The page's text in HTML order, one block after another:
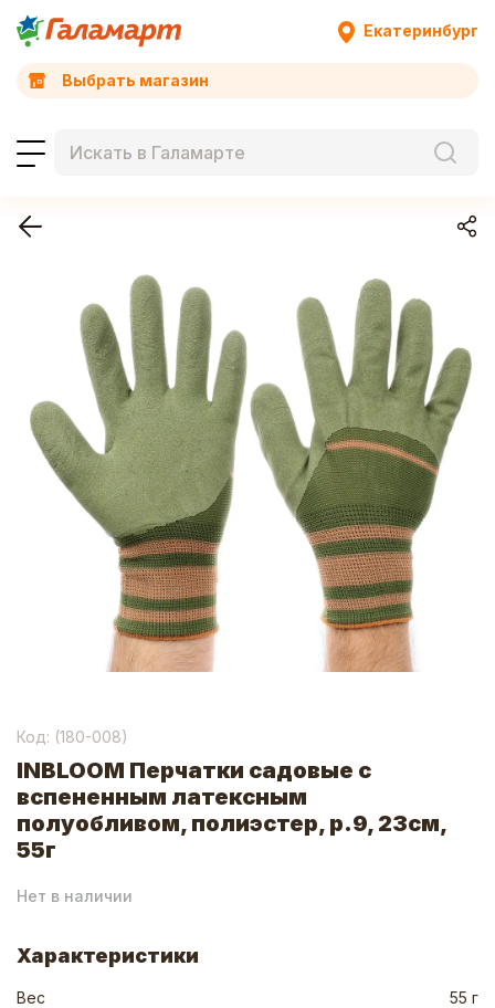
Екатеринбург
Выбрать магазин
Код: (180-008)
INBLOOM Перчатки садовые с
вспененным латексным
полуобливом, полиэстер, р.9, 23см,
55г
Нет в наличии
Характеристики
Вес
55 г